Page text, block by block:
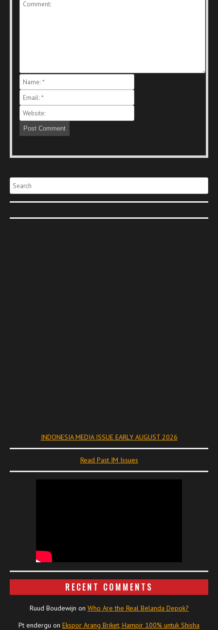
Search
INDONESIA MEDIA ISSUE EARLY AUGUST 2026
Read Past IM Issues
RECENT COMMENTS
Ruud Boudewijn on Who Are the Real Belanda Depok?
Pt endergu on Ekspor Arang Briket, Hampir 100% untuk Shisha